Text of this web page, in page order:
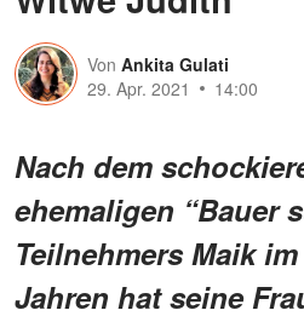
Von Ankita Gulati
29. Apr. 2021
14:00
Nach dem
ehemaligen “Bauer
Teilnehmers Maik
Jahren hat seine